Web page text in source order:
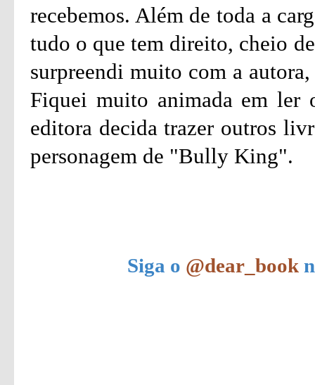
recebemos. Além de toda a
tudo o que tem direito, cheio
surpreendi muito com a
Fiquei muito animada em ler
editora decida trazer outros
personagem de "Bully King".
Siga o @dear_book